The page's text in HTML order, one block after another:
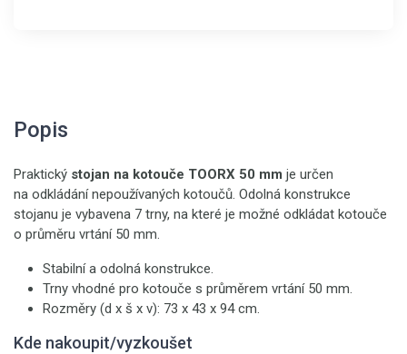
Popis
Praktický stojan na kotouče TOORX 50 mm je určen
na odkládání nepoužívaných kotoučů. Odolná konstrukce
stojanu je vybavena 7 trny, na které je možné odkládat kotouče
o průměru vrtání 50 mm.
Stabilní a odolná konstrukce.
Trny vhodné pro kotouče s průměrem vrtání 50 mm.
Rozměry (d x š x v): 73 x 43 x 94 cm.
Kde nakoupit/vyzkoušet